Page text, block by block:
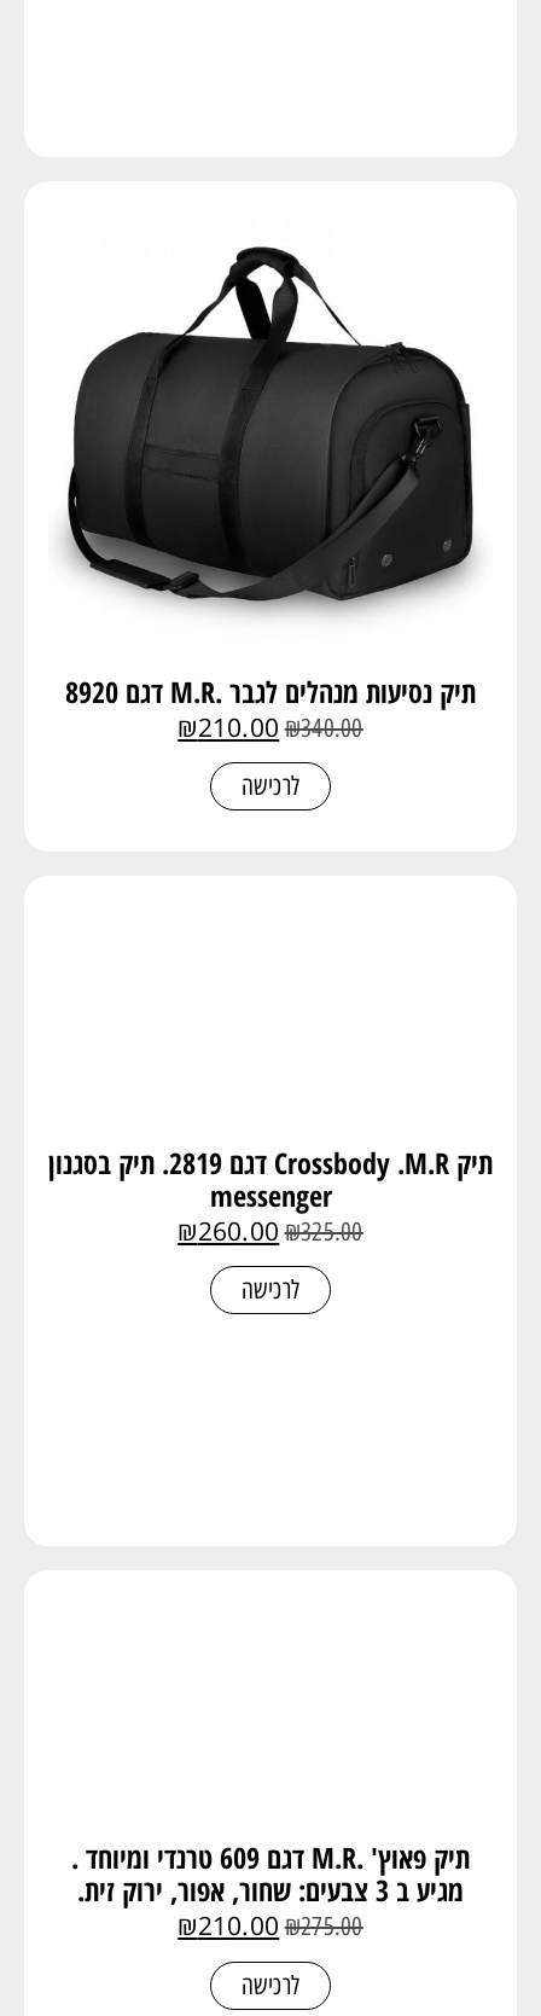
תיק נסיעות מנהלים לגבר .M.R דגם 8920
₪340.00
₪210.00
לרכישה
תיק Crossbody .M.R דגם 2819. תיק בסגנון
messenger
₪325.00
₪260.00
לרכישה
תיק פאוץ' .M.R דגם 609 טרנדי ומיוחד .
מגיע ב 3 צבעים: שחור, אפור, ירוק זית.
₪275.00
₪210.00
לרכישה